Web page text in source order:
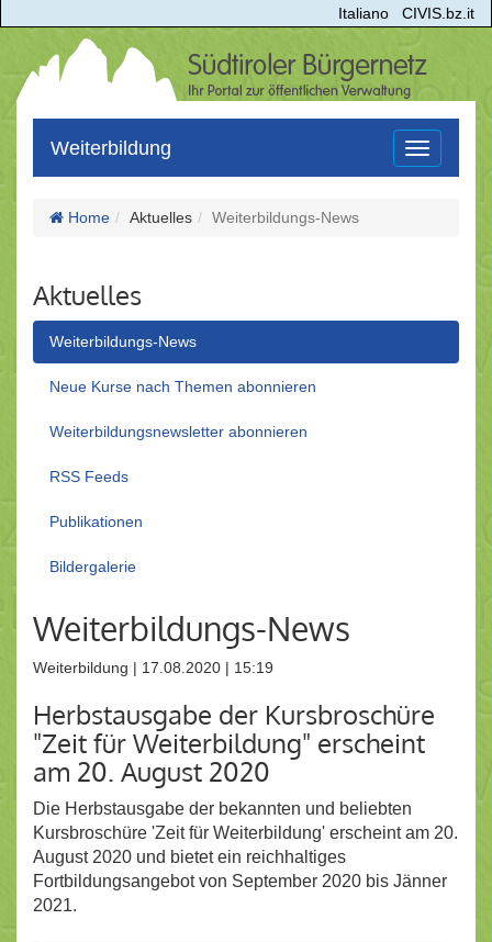
Italiano CIVIS.bz.it
Toggle
navigation
Weiterbildung
Home Aktuelles Weiterbildungs-News
Aktuelles
Weiterbildungs-News
Neue Kurse nach Themen abonnieren
Weiterbildungsnewsletter abonnieren
RSS Feeds
Publikationen
Bildergalerie
Weiterbildungs-News
Weiterbildung | 17.08.2020 | 15:19
Herbstausgabe der Kursbroschüre
"Zeit für Weiterbildung" erscheint
am 20. August 2020
Die Herbstausgabe der bekannten und beliebten
Kursbroschüre 'Zeit für Weiterbildung' erscheint am 20.
August 2020 und bietet ein reichhaltiges
Fortbildungsangebot von September 2020 bis Jänner
2021.